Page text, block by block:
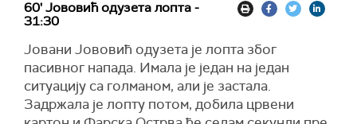
60' Јововић одузета лопта -
31:30
Јовани Јововић одузета је лопта због
пасивног напада. Имала је један на један
ситуацију са голманом, али је застала.
Задржала је лопту потом, добила црвени